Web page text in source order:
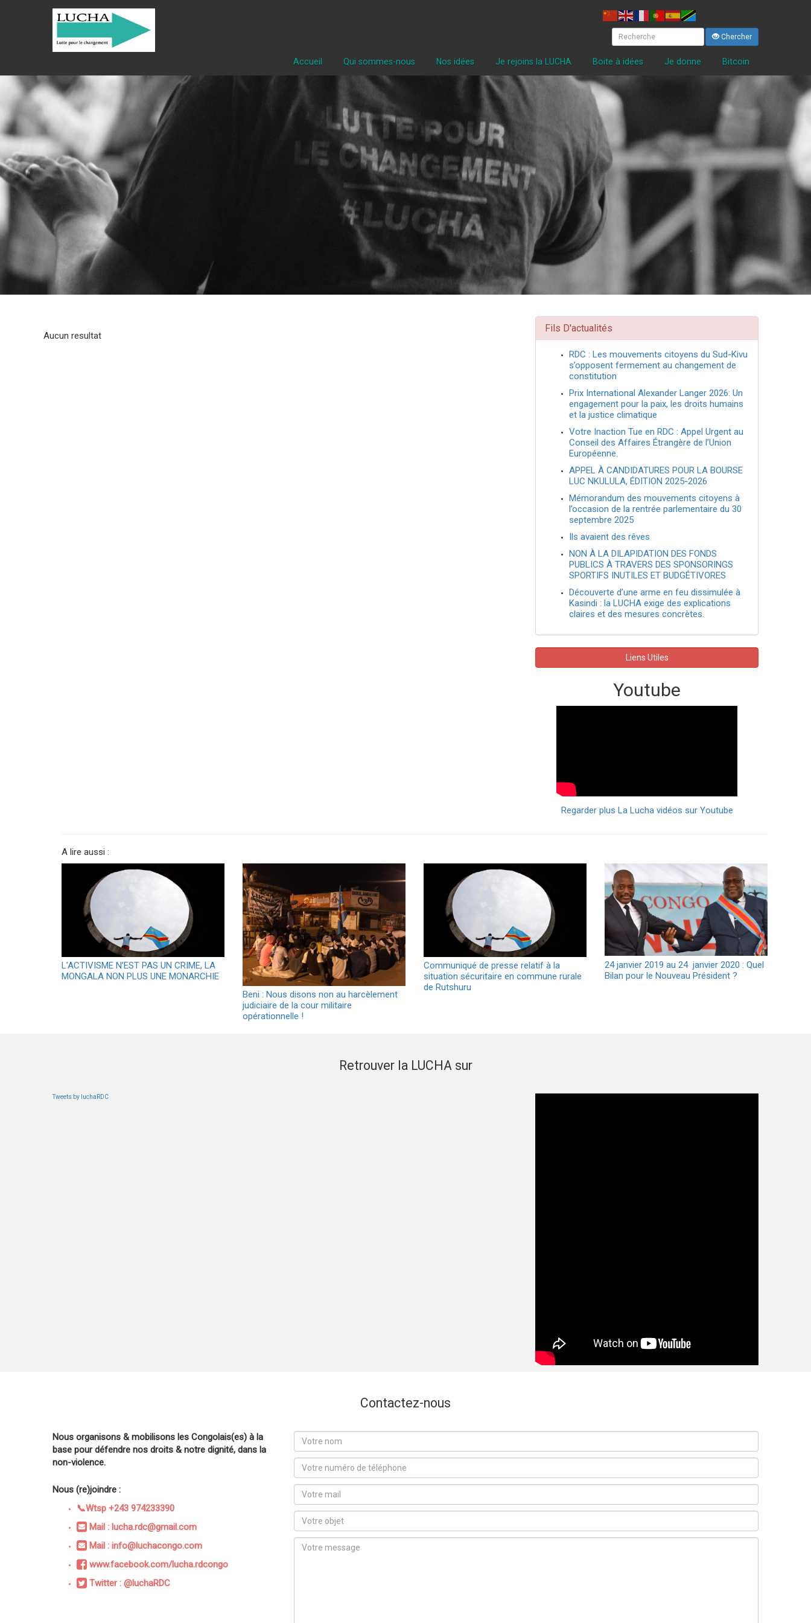
Chercher
Accueil Qui sommes-nous Nos idées Je rejoins la LUCHA Boite à idées Je donne Bitcoin
Aucun resultat
Fils D'actualités
RDC : Les mouvements citoyens du Sud-Kivu
s’opposent fermement au changement de
constitution
Prix International Alexander Langer 2026: Un
engagement pour la paix, les droits humains
et la justice climatique
Votre Inaction Tue en RDC : Appel Urgent au
Conseil des Affaires Étrangère de l’Union
Européenne.
APPEL À CANDIDATURES POUR LA BOURSE
LUC NKULULA, ÉDITION 2025-2026
Mémorandum des mouvements citoyens à
l’occasion de la rentrée parlementaire du 30
septembre 2025
Ils avaient des rêves
NON À LA DILAPIDATION DES FONDS
PUBLICS À TRAVERS DES SPONSORINGS
SPORTIFS INUTILES ET BUDGÉTIVORES
Découverte d’une arme en feu dissimulée à
Kasindi : la LUCHA exige des explications
claires et des mesures concrètes.
Liens Utiles
Youtube
Regarder plus La Lucha vidéos sur Youtube
A lire aussi :
L’ACTIVISME N’EST PAS UN CRIME, LA
MONGALA NON PLUS UNE MONARCHIE
Beni : Nous disons non au harcèlement
judiciaire de la cour militaire
opérationnelle !
Communiqué de presse relatif à la
situation sécuritaire en commune rurale
de Rutshuru
24 janvier 2019 au 24 janvier 2020 : Quel
Bilan pour le Nouveau Président ?
Retrouver la LUCHA sur
Tweets by luchaRDC
Contactez-nous
Nous organisons & mobilisons les Congolais(es) à la
base pour défendre nos droits & notre dignité, dans la
non-violence.
Nous (re)joindre :
📞Wtsp +243 974233390
Mail : lucha.rdc@gmail.com
Mail : info@luchacongo.com
www.facebook.com/lucha.rdcongo
Twitter : @luchaRDC